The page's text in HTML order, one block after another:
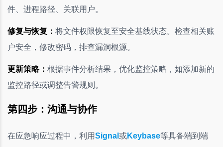
件、进程路径、关联用户。
修复与恢复： 将文件权限恢复至安全基线状态。检查相关账
户安全，修改密码，排查漏洞根源。
更新策略： 根据事件分析结果，优化监控策略，如添加新的
监控路径或调整告警规则。
第四步：沟通与协作
在应急响应过程中，利用Signal 或Keybase等具备端到端